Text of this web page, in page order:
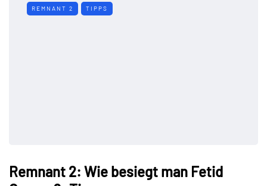
REMNANT 2 TIPPS
Remnant 2: Wie besiegt man Fetid